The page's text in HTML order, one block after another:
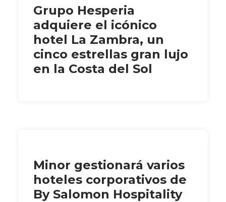
Grupo Hesperia
adquiere el icónico
hotel La Zambra, un
cinco estrellas gran lujo
en la Costa del Sol
Minor gestionará varios
hoteles corporativos de
By Salomon Hospitality